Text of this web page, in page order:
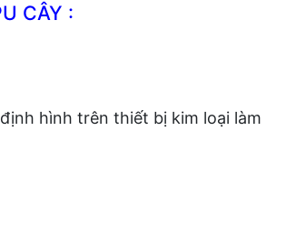
CÂY :
hình trên thiết bị kim loại làm